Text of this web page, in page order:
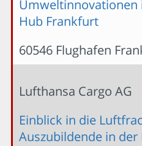
Umweltinnovationen
Hub Frankfurt
60546 Flughafen
Lufthansa Cargo AG
Einblick in die
Auszubildende in der